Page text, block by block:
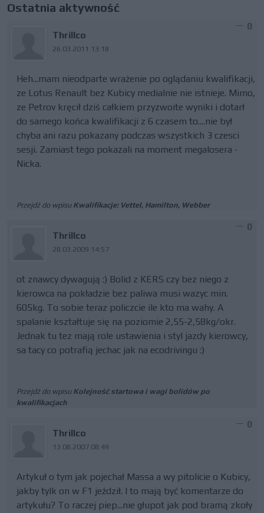
Ostatnia aktywność
Thrillco
26.03.2011 13:18
0
Heh...mam nieodparte wrażenie po oglądaniu kwalifikacji,
ze Lotus Renault bez Kubicy medialnie nie istnieje. Mimo,
ze Petrov kręcił dziś całkiem przyzwoite wyniki i dotarł
do samego końca kwalifikacji z 6 czasem to....nie był
chyba ani razu pokazany podczas wszystkich 3 czesci
sesji. Zamiast tego pokazali na moment megalosera -
Nicka.
Przejdź do wpisu Kwalifikacje: Vettel, Hamilton, Webber
Thrillco
28.03.2009 14:57
0
ot znawcy dywagują :) Bolid z KERS czy bez niego z
kierowca na pokładzie bez paliwa musi wazyc min.
605kg. To sobie teraz policzcie ile kto ma wahy. A
spalanie kształtuje się na poziomie 2,55-2,58kg/okr.
Jednak tu tez mają role ustawienia i styl jazdy kierowcy,
sa tacy co potrafią jechac jak na ecodrivingu :)
Przejdź do wpisu Kolejność startowa i wagi bolidów po
kwalifikacjach
Thrillco
13.08.2007 08:49
0
Artykuł o tym jak pojechał Massa a wy pitolicie o Kubicy,
jakby tylk on w F1 jeździł. I to mają być komentarze do
artykułu? To raczej piep...nie głupot jak pod bramą zkoły